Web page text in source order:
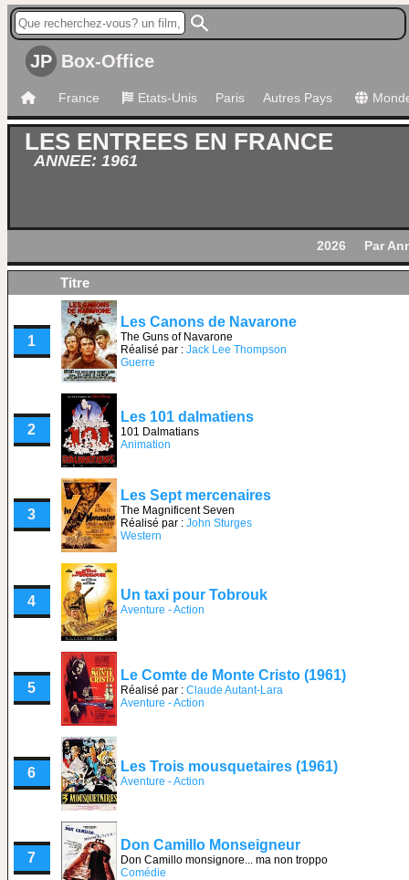
JP Box-Office
France Etats-Unis Paris Autres Pays
LES ENTREES EN FRANCE
ANNEE: 1961
2026 Par
Titre
1
Les Canons de Navarone
The Guns of Navarone
Réalisé par : Jack Lee Thompson
Guerre
2
Les 101 dalmatiens
101 Dalmatians
Animation
3
Les Sept mercenaires
The Magnificent Seven
Réalisé par : John Sturges
Western
4 Un taxi pour Tobrouk
Aventure - Action
5
Le Comte de Monte Cristo (1961)
Réalisé par : Claude Autant-Lara
Aventure - Action
6 Les Trois mousquetaires (1961)
Aventure - Action
7
Don Camillo Monseigneur
Don Camillo monsignore... ma non troppo
Comédie